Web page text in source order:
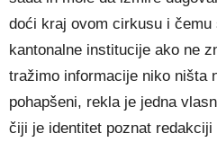
doći kraj ovom cirkusu i čemu
kantonalne institucije ako ne
tražimo informacije niko ništa
pohapšeni, rekla je jedna
čiji je identitet poznat redakciji